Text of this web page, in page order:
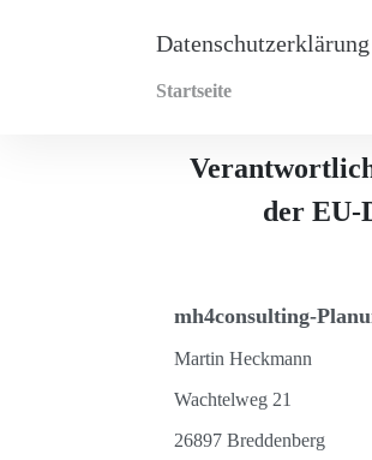
Datenschutzerklärung
Startseite
der EU-
mh4consulting-
Martin Heckmann
Wachtelweg 21
26897 Breddenberg